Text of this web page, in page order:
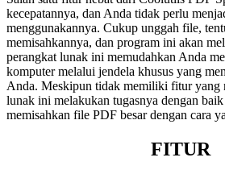
kecepatannya, dan Anda tidak perlu
menggunakannya. Cukup unggah file,
memisahkannya, dan program ini akan
perangkat lunak ini memudahkan Anda
komputer melalui jendela khusus yang
Anda. Meskipun tidak memiliki fitur yang
lunak ini melakukan tugasnya dengan
memisahkan file PDF besar dengan cara
FITUR